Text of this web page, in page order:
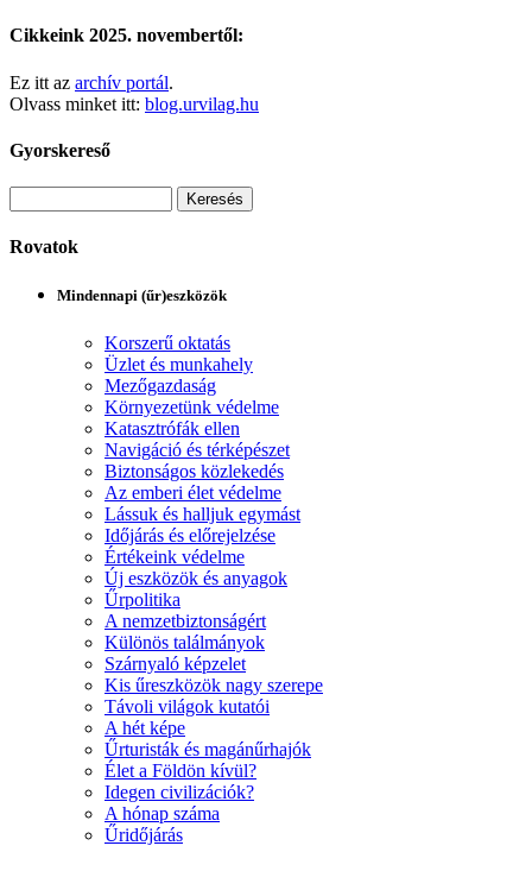
Cikkeink 2025. novembertől:
Ez itt az archív portál.
Olvass minket itt: blog.urvilag.hu
Gyorskereső
Rovatok
Mindennapi (űr)eszközök
Korszerű oktatás
Üzlet és munkahely
Mezőgazdaság
Környezetünk védelme
Katasztrófák ellen
Navigáció és térképészet
Biztonságos közlekedés
Az emberi élet védelme
Lássuk és halljuk egymást
Időjárás és előrejelzése
Értékeink védelme
Új eszközök és anyagok
Űrpolitika
A nemzetbiztonságért
Különös találmányok
Szárnyaló képzelet
Kis űreszközök nagy szerepe
Távoli világok kutatói
A hét képe
Űrturisták és magánűrhajók
Élet a Földön kívül?
Idegen civilizációk?
A hónap száma
Űridőjárás